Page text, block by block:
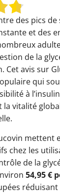
des pics
et des
de la
Cet avis sur
qui
à
vitalité
mettent
chez les
de la
54,95 €
réduisant